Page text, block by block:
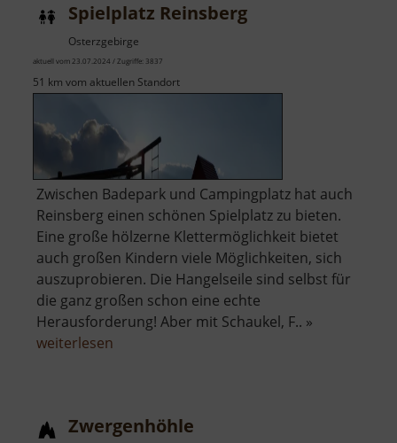
Spielplatz Reinsberg
Osterzgebirge
aktuell vom 23.07.2024 / Zugriffe: 3837
51 km vom aktuellen Standort
Zwischen Badepark und Campingplatz hat auch
Reinsberg einen schönen Spielplatz zu bieten.
Eine große hölzerne Klettermöglichkeit bietet
auch großen Kindern viele Möglichkeiten, sich
auszuprobieren. Die Hangelseile sind selbst für
die ganz großen schon eine echte
Herausforderung! Aber mit Schaukel, F.. »
weiterlesen
Zwergenhöhle